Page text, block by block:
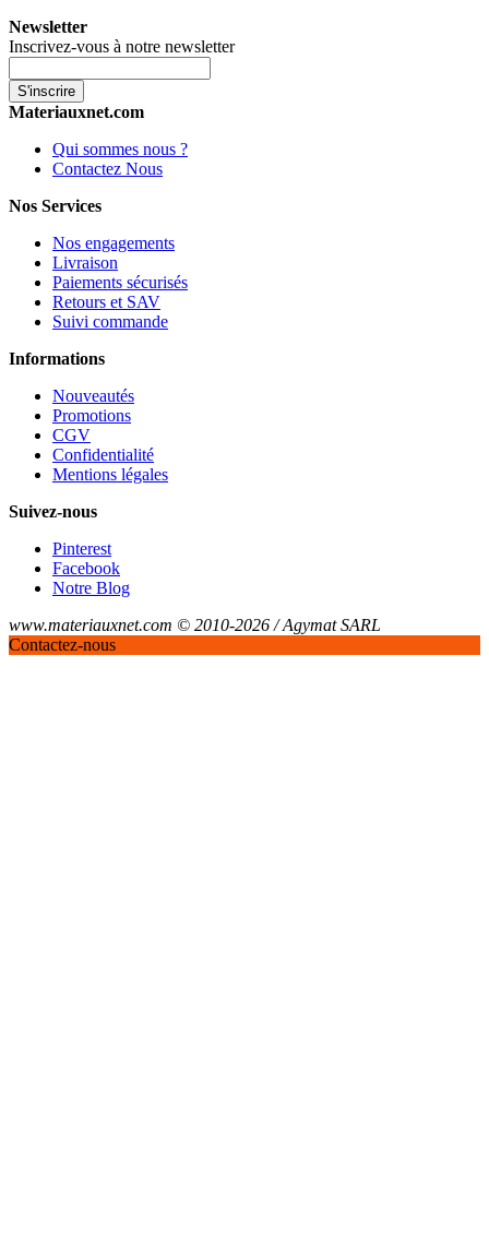
Newsletter
Inscrivez-vous à notre newsletter
S'inscrire
Materiauxnet.com
Qui sommes nous ?
Contactez Nous
Nos Services
Nos engagements
Livraison
Paiements sécurisés
Retours et SAV
Suivi commande
Informations
Nouveautés
Promotions
CGV
Confidentialité
Mentions légales
Suivez-nous
Pinterest
Facebook
Notre Blog
www.materiauxnet.com © 2010-2026 / Agymat SARL
Contactez-nous